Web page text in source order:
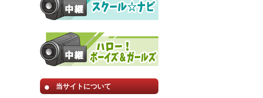
当サイトについて